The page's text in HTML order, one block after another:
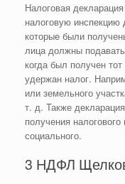
Налоговая
налоговую инспекцию
которые были
лица должны подавать
когда был получен
удержан налог.
или земельного
т. д. Также
получения
социального.
3 НДФЛ